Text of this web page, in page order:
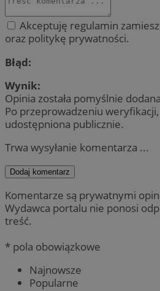
Akceptuję regulamin
oraz politykę prywatności.
Błąd:
Wynik:
Opinia została pomyślnie
Po przeprowadzeniu
udostępniona publicznie.
Trwa wysyłanie komentarza ...
Dodaj komentarz
Komentarze są prywatnymi
Wydawca portalu nie ponosi
treść.
* pola obowiązkowe
Najnowsze
Popularne